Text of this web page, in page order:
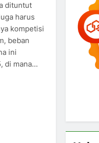
dituntut
harus
kompetisi
beban
ini
di mana…